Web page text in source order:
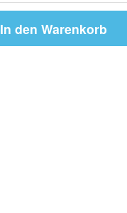
In den Warenkorb